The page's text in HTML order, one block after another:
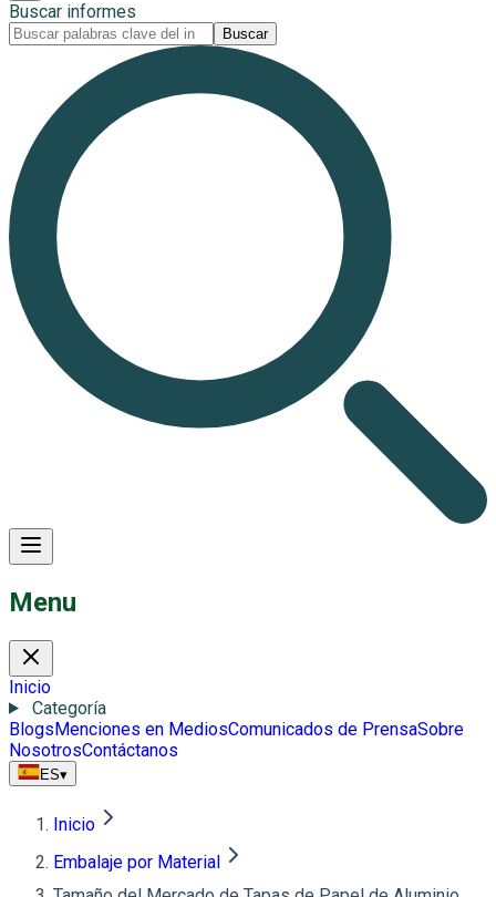
Buscar informes
Buscar
Menu
Inicio
Categoría
BlogsMenciones en MediosComunicados de PrensaSobre
NosotrosContáctanos
ES▾
Inicio
Embalaje por Material